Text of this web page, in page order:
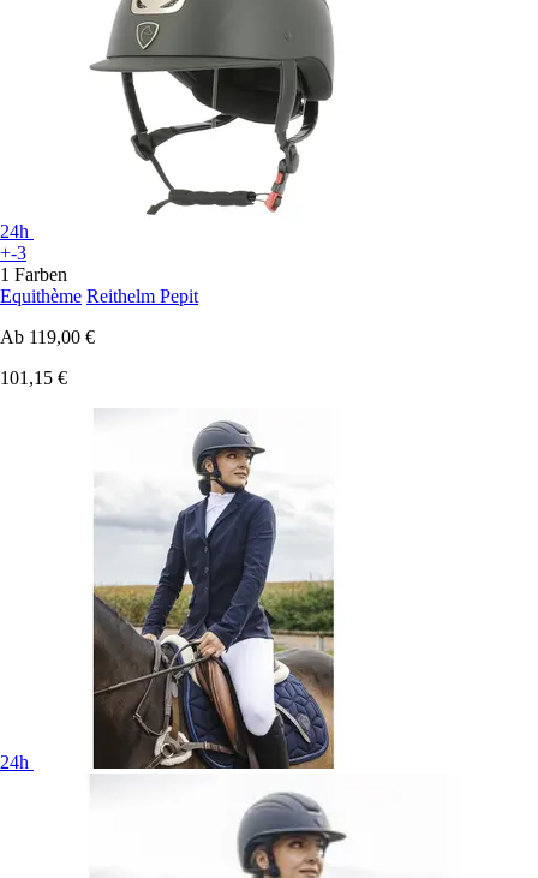
24h
+-3
1 Farben
Equithème Reithelm Pepit
Ab 119,00 €
101,15 €
24h